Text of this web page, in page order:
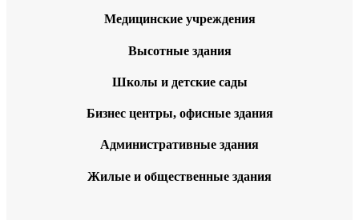
Медицинские учреждения
Высотные здания
Школы и детские сады
Бизнес центры, офисные здания
Административные здания
Жилые и общественные здания